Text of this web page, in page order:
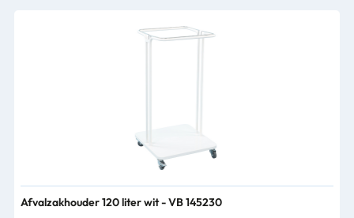
Afvalzakhouder 120 liter wit - VB 145230